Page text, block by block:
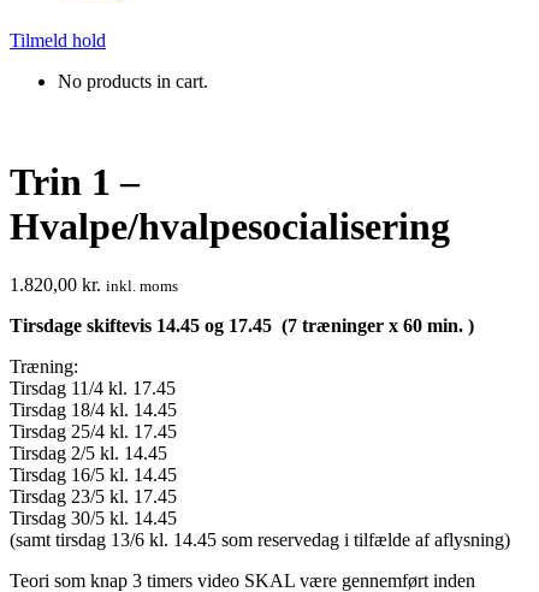
Tilmeld hold
No products in cart.
Trin 1 –
Hvalpe/hvalpesocialisering
1.820,00 kr. inkl. moms
Tirsdage skiftevis 14.45 og 17.45 (7 træninger x 60 min. )
Træning:
Tirsdag 11/4 kl. 17.45
Tirsdag 18/4 kl. 14.45
Tirsdag 25/4 kl. 17.45
Tirsdag 2/5 kl. 14.45
Tirsdag 16/5 kl. 14.45
Tirsdag 23/5 kl. 17.45
Tirsdag 30/5 kl. 14.45
(samt tirsdag 13/6 kl. 14.45 som reservedag i tilfælde af aflysning)
Teori som knap 3 timers video SKAL være gennemført inden